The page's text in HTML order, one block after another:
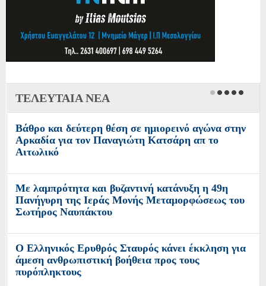
ΤΕΛΕΥΤΑΙΑ ΝΕΑ
Βάθρο και δεύτερη θέση σε ημιορεινό αγώνα στην
Αρκαδία για τον Παναγιώτη Κατσάρη απ το
Αιτωλικό
Με λαμπρότητα και βυζαντινή κατάνυξη η 49η
Πανήγυρη της Ιεράς Μονής Μεταμορφώσεως του
Σωτήρος Ναυπάκτου
Ο Ελληνικός Ερυθρός Σταυρός κάνει έκκληση για
άμεση ανθρωπιστική βοήθεια προς τους
πυρόπληκτους